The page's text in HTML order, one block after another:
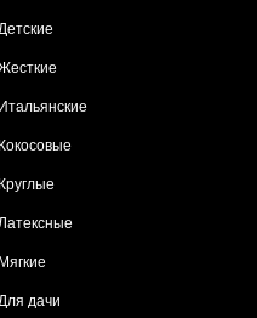
Детские
Итальянские
Кокосовые
Круглые
Латексные
Мягкие
Для дачи